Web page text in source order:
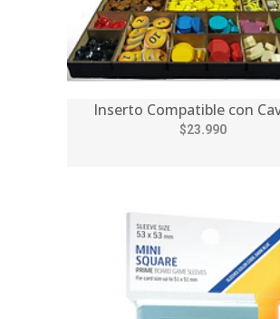
Inserto Compatible con
$23.990